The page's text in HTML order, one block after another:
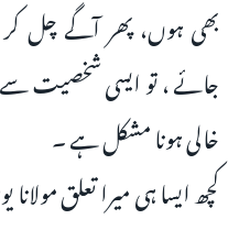
بھی ہوں، پھر آگے چل
جائے ، تو ایسی شخصیت
خالی ہونا مشکل ہے ۔
کچھ ایسا ہی میرا تعلق